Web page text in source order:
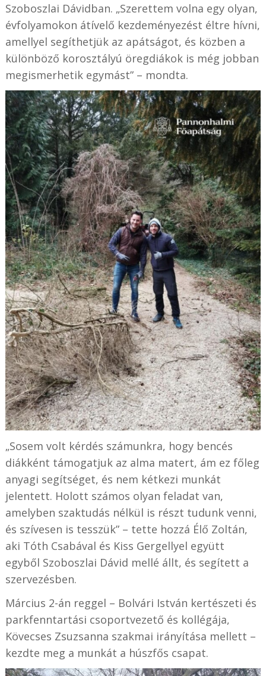
Szoboszlai Dávidban. „Szerettem volna egy olyan,
évfolyamokon átívelő kezdeményezést éltre hívni,
amellyel segíthetjük az apátságot, és közben a
különböző korosztályú öregdiákok is még jobban
megismerhetik egymást” – mondta.
„Sosem volt kérdés számunkra, hogy bencés
diákként támogatjuk az alma matert, ám ez főleg
anyagi segítséget, és nem kétkezi munkát
jelentett. Holott számos olyan feladat van,
amelyben szaktudás nélkül is részt tudunk venni,
és szívesen is tesszük” – tette hozzá Élő Zoltán,
aki Tóth Csabával és Kiss Gergellyel együtt
egyből Szoboszlai Dávid mellé állt, és segített a
szervezésben.
Március 2-án reggel – Bolvári István kertészeti és
parkfenntartási csoportvezető és kollégája,
Kövecses Zsuzsanna szakmai irányítása mellett –
kezdte meg a munkát a húszfős csapat.